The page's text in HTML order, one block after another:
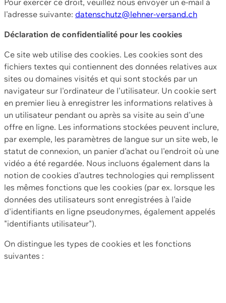
l'adresse suivante: datenschutz@lehner-versand.ch
Déclaration de confidentialité pour les cookies
Ce site web utilise des cookies. Les cookies sont des
fichiers textes qui contiennent des données relatives aux
sites ou domaines visités et qui sont stockés par un
navigateur sur l'ordinateur de l'utilisateur. Un cookie sert
en premier lieu à enregistrer les informations relatives à
un utilisateur pendant ou après sa visite au sein d'une
offre en ligne. Les informations stockées peuvent inclure,
par exemple, les paramètres de langue sur un site web, le
statut de connexion, un panier d'achat ou l'endroit où une
vidéo a été regardée. Nous incluons également dans la
notion de cookies d'autres technologies qui remplissent
les mêmes fonctions que les cookies (par ex. lorsque les
données des utilisateurs sont enregistrées à l'aide
d'identifiants en ligne pseudonymes, également appelés
"identifiants utilisateur").
On distingue les types de cookies et les fonctions
suivantes :